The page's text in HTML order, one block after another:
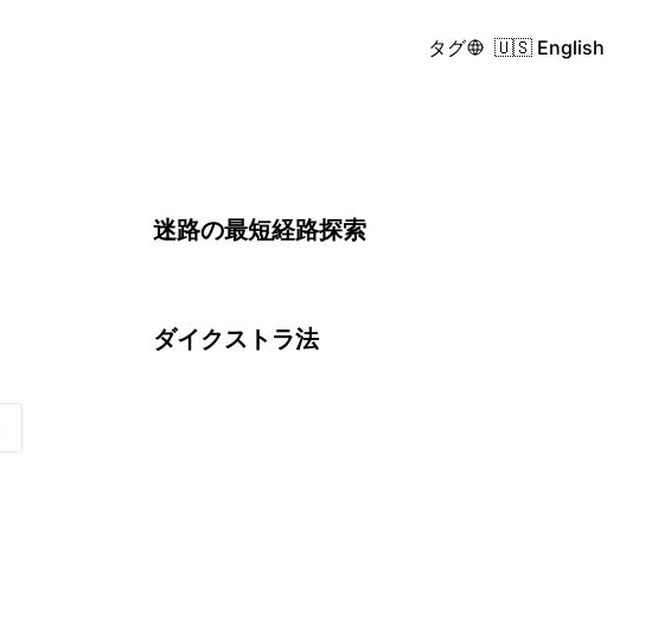
タグ 🇺🇸 English
迷路の最短経路探索
ダイクストラ法